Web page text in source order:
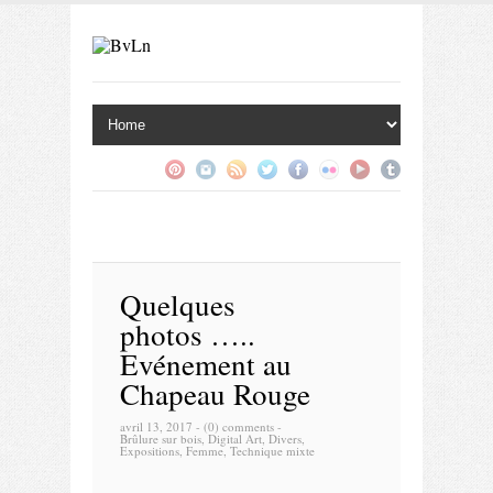
Quelques
photos …..
Evénement au
Chapeau Rouge
avril 13, 2017 - (0) comments -
Brûlure sur bois,Digital Art, Divers,
Expositions, Femme, Technique mixte